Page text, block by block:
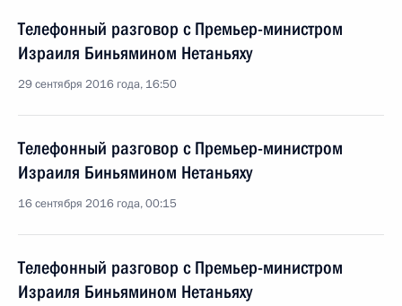
Телефонный разговор с Премьер-министром
Израиля Биньямином Нетаньяху
29 сентября 2016 года, 16:50
Телефонный разговор с Премьер-министром
Израиля Биньямином Нетаньяху
16 сентября 2016 года, 00:15
Телефонный разговор с Премьер-министром
Израиля Биньямином Нетаньяху